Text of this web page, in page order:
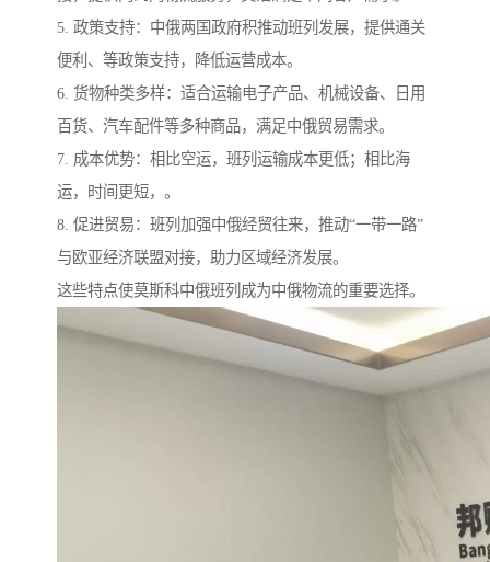
5. 政策支持：中俄两国政府积推动班列发展，提供通关
便利、等政策支持，降低运营成本。
6. 货物种类多样：适合运输电子产品、机械设备、日用
百货、汽车配件等多种商品，满足中俄贸易需求。
7. 成本优势：相比空运，班列运输成本更低；相比海
运，时间更短，。
8. 促进贸易：班列加强中俄经贸往来，推动“一带一路”
与欧亚经济联盟对接，助力区域经济发展。
这些特点使莫斯科中俄班列成为中俄物流的重要选择。